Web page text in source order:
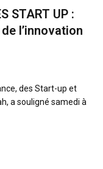
START UP :
l’innovation
des Start-up et
a souligné samedi à